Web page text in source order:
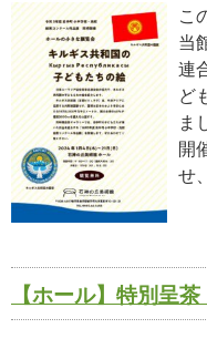
こ
当
連
ど
ま
開
せ
【ホール】特別呈